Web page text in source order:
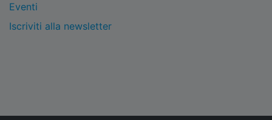
Eventi
Iscriviti alla newsletter